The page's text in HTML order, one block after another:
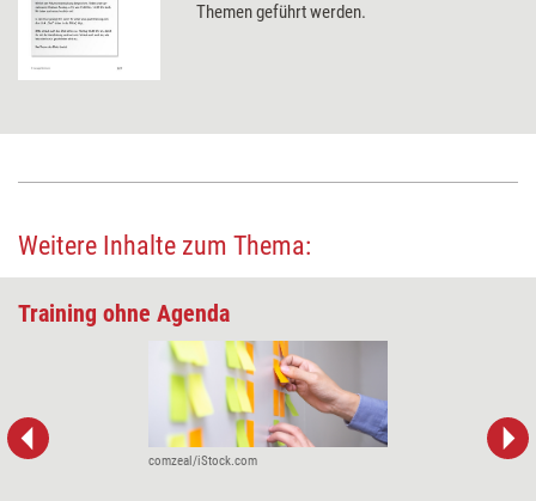
Themen geführt werden.
Weitere Inhalte zum Thema:
Training ohne Agenda
comzeal/iStock.com